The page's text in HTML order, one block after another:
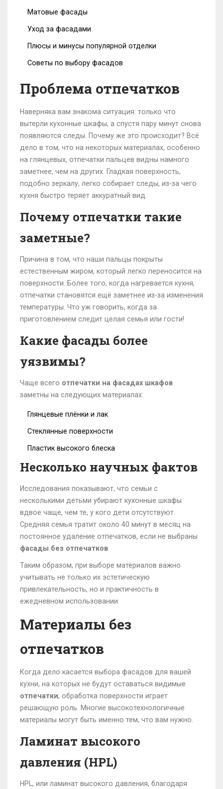
Матовые фасады
Уход за фасадами
Плюсы и минусы популярной отделки
Советы по выбору фасадов
Проблема отпечатков
Наверняка вам знакома ситуация: только что
вытерли кухонные шкафы, а спустя пару минут снова
появляются следы. Почему же это происходит? Всё
дело в том, что на некоторых материалах, особенно
на глянцевых, отпечатки пальцев видны намного
заметнее, чем на других. Гладкая поверхность,
подобно зеркалу, легко собирает следы, из-за чего
кухня быстро теряет аккуратный вид.
Почему отпечатки такие
заметные?
Причина в том, что наши пальцы покрыты
естественным жиром, который легко переносится на
поверхности. Более того, когда нагревается кухня,
отпечатки становятся ещё заметнее из-за изменения
температуры. Что уж говорить, когда за
приготовлением следит целая семья или гости!
Какие фасады более
уязвимы?
Чаще всего отпечатки на фасадах шкафов
заметны на следующих материалах:
Глянцевые плёнки и лак
Стеклянные поверхности
Пластик высокого блеска
Несколько научных фактов
Исследования показывают, что семьи с
несколькими детьми убирают кухонные шкафы
вдвое чаще, чем те, у кого дети отсутствуют.
Средняя семья тратит около 40 минут в месяц на
постоянное удаление отпечатков, если не выбраны
фасады без отпечатков
Таким образом, при выборе материалов важно
учитывать не только их эстетическую
привлекательность, но и практичность в
ежедневном использовании.
Материалы без
отпечатков
Когда дело касается выбора фасадов для вашей
кухни, на которых не будут оставаться видимые
отпечатки, обработка поверхности играет
решающую роль. Многие высокотехнологичные
материалы могут быть именно тем, что вам нужно.
Ламинат высокого
давления (HPL)
HPL, или ламинат высокого давления, благодаря